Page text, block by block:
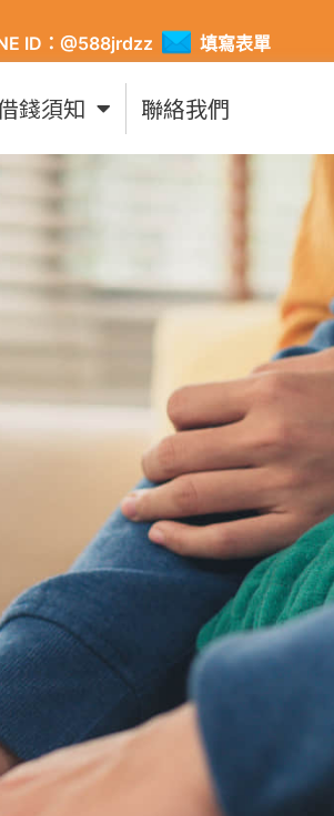
ID：@588jrdzz 填寫表單
錢須知 聯絡我們